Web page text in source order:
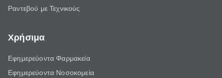
Ραντεβού με Τεχνικούς
Χρήσιμα
Εφημερεύοντα Φαρμακεία
Εφημερεύοντα Νοσοκομεία